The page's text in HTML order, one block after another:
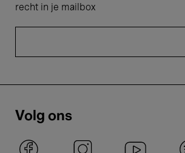
recht in je mailbox
Volg ons